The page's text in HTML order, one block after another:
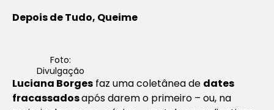
Depois de Tudo, Queime
Foto:
Divulgação
Luciana Borges faz uma coletânea de dates
fracassadosapós darem o primeiro – ou, na